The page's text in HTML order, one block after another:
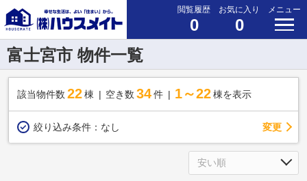
閲覧履歴
0
お気に入り
0
メニュー
富士宮市 物件一覧
該当物件数 22棟 空き数 34 件 1～22 棟を表示
絞り込み条件： なし 変更